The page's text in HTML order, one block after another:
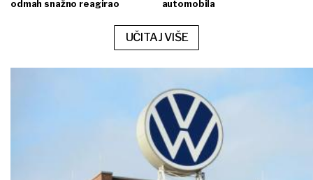
odmah snažno reagirao
automobila
UČITAJ VIŠE